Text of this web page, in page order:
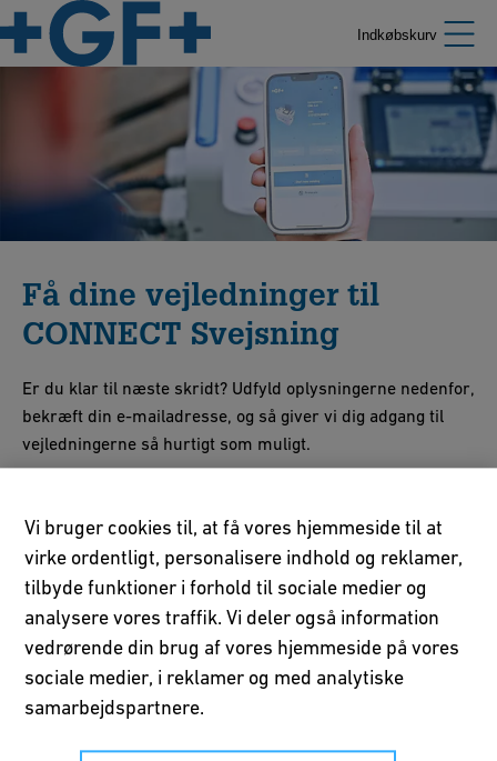
Indkøbskurv
Få dine vejledninger til
CONNECT Svejsning
Er du klar til næste skridt? Udfyld oplysningerne nedenfor,
bekræft din e-mailadresse, og så giver vi dig adgang til
vejledningerne så hurtigt som muligt.
Ved at indsende denne formular vil du modtage en e-mail fra os,
hvor vi beder dig bekræfte din e-mailadresse, før du kan få
adgang til dine vejledninger.
Vi bruger cookies til, at få vores hjemmeside til at
virke ordentligt, personalisere indhold og reklamer,
tilbyde funktioner i forhold til sociale medier og
analysere vores traffik. Vi deler også information
vedrørende din brug af vores hjemmeside på vores
sociale medier, i reklamer og med analytiske
samarbejdspartnere.